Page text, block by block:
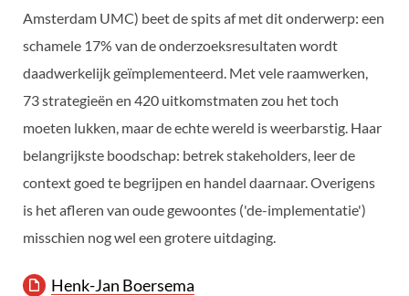
Amsterdam UMC) beet de spits af met dit onderwerp: een
schamele 17% van de onderzoeksresultaten wordt
daadwerkelijk geïmplementeerd. Met vele raamwerken,
73 strategieën en 420 uitkomstmaten zou het toch
moeten lukken, maar de echte wereld is weerbarstig. Haar
belangrijkste boodschap: betrek stakeholders, leer de
context goed te begrijpen en handel daarnaar. Overigens
is het afleren van oude gewoontes ('de-implementatie')
misschien nog wel een grotere uitdaging.
Henk-Jan Boersema